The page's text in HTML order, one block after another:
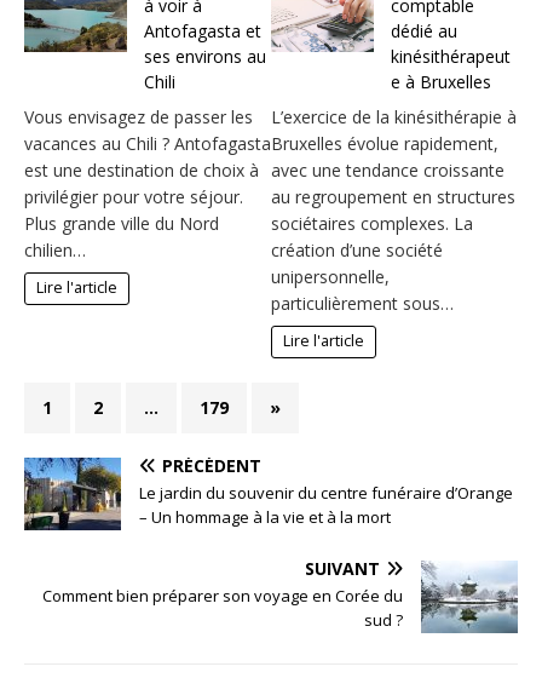
à voir à
Antofagasta et
ses environs au
Chili
Vous envisagez de passer les
vacances au Chili ? Antofagasta
est une destination de choix à
privilégier pour votre séjour.
Plus grande ville du Nord
chilien…
Lire l'article
comptable
dédié au
kinésithérapeut
e à Bruxelles
L’exercice de la kinésithérapie à
Bruxelles évolue rapidement,
avec une tendance croissante
au regroupement en structures
sociétaires complexes. La
création d’une société
unipersonnelle,
particulièrement sous…
Lire l'article
1 2 … 179 »
PRÉCÉDENT
Le jardin du souvenir du centre funéraire d’Orange
– Un hommage à la vie et à la mort
SUIVANT
Comment bien préparer son voyage en Corée du
sud ?